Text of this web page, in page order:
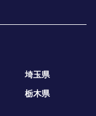
埼玉県
栃木県